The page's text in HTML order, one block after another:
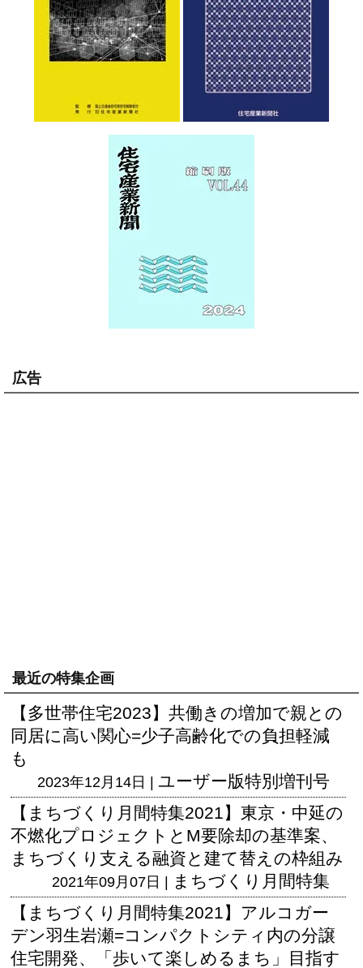
広告
最近の特集企画
【多世帯住宅2023】共働きの増加で親との
同居に高い関心=少子高齢化での負担軽減
も
2023年12月14日 | ユーザー版特別増刊号
【まちづくり月間特集2021】東京・中延の
不燃化プロジェクトとM要除却の基準案、
まちづくり支える融資と建て替えの枠組み
2021年09月07日 | まちづくり月間特集
【まちづくり月間特集2021】アルコガー
デン羽生岩瀬=コンパクトシティ内の分譲
住宅開発、「歩いて楽しめるまち」目指す